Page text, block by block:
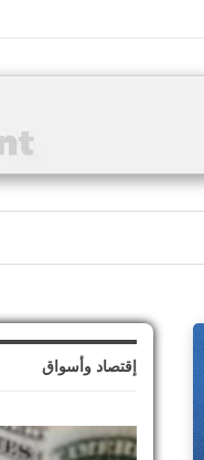
إقتصاد وأسواق